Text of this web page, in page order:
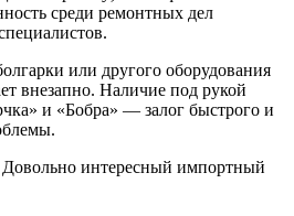
среди ремонтных дел
или другого оборудования
внезапно. Наличие под рукой
и «Бобра» — залог быстрого и
интересный импортный